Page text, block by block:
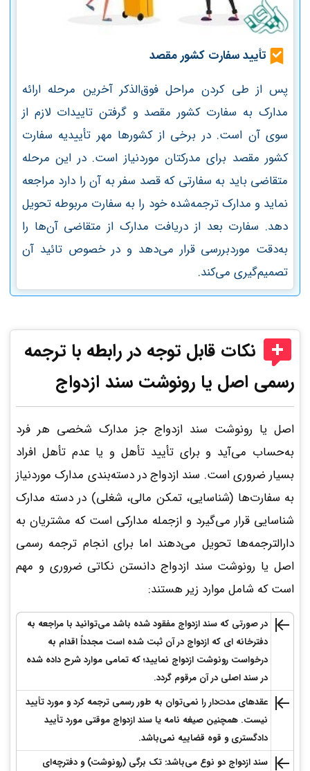
تأیید سفارت کشور مقصد
پس از طی کردن مراحل فوق‌الذکر آخرین مرحله ارائه
مدارک به سفارت کشور مقصد و گرفتن تاییدات لازم از
سوی آن است. در برخی از کشورها مهر تأییدیه سفارت
کشور مقصد برای مدرکتان موردنیاز است. در این مرحله
متقاضی باید به سفارتی که قصد سفر به آن را دارد مراجعه
نماید و مدارک ترجمه‌شده خود را به سفارت مربوطه تحویل
دهد. سفارت بعد از دریافت مدارک از متقاضی آن‌ها را
به‌دقت موردبررسی قرار می‌دهد و در خصوص تائید آن
تصمیم‌گیری می‌کند.
نکات قابل توجه در رابطه با ترجمه
رسمی اصل یا رونوشت سند ازدواج
اصل یا رونوشت سند ازدواج جز مدارک شخصی هر فرد
به‌حساب می‌آید و برای تأیید تأهل و یا عدم تأهل افراد
بسیار ضروری است. سند ازدواج در دسته‌بندی مدارک موردنیاز
به سفارت‌ها (شناسایی، تمکن مالی، شغلی) در دسته مدارک
شناسایی قرار می‌گیرد و ازجمله مدارکی است که مشتریان به
دارالترجمه‌ها تحویل می‌دهند اما برای انجام ترجمه رسمی
اصل یا رونوشت سند ازدواج دانستن نکاتی ضروری و مهم
است که شامل موارد زیر هستند:
در صورتی که سند ازدواج مفقود شده باشد می‌توانید با مراجعه به
دفترخانه ای که ازدواج در آن ثبت شده است مجدداً اقدام به
درخواست رونوشت ازدواج نمایید؛ که تمامی موارد شرح داده شده
در سند اصلی در آن مرقوم گردد.
عقدهای مدت‌دار را نمی‌توان به طور رسمی ترجمه کرد و مورد تأیید
نیست. همچنین صیغه نامه یا سند ازدواج موقتی مورد تأیید
دادگستری و قوه قضاییه نمی‌باشد.
سند ازدواج دو نوع می‌باشد: تک برگی (رونوشت) و دفترچه‌ای